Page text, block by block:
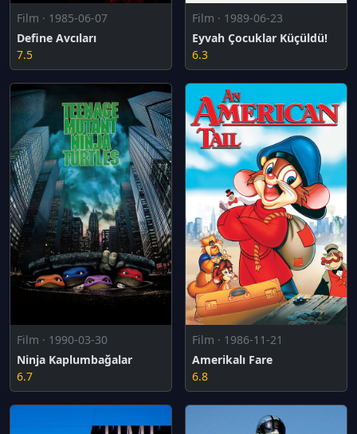
Film · 1985-06-07
Define Avcıları
7.5
Film · 1989-06-23
Eyvah Çocuklar Küçüldü!
6.3
Film · 1990-03-30
Ninja Kaplumbağalar
6.7
Film · 1986-11-21
Amerikalı Fare
6.8